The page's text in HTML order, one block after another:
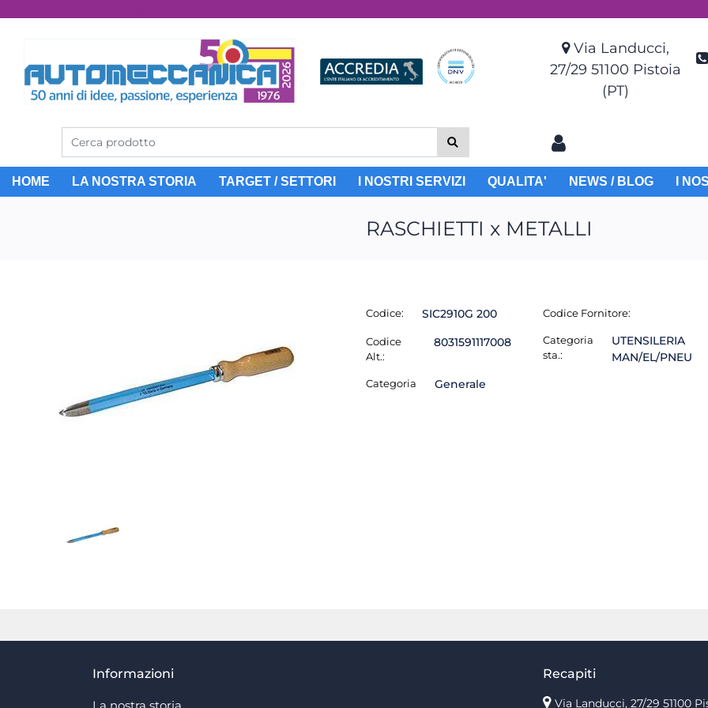
Via Landucci,
27/29 51100 Pistoia
(PT)
HOME LA NOSTRA STORIA TARGET / SETTORI I NOSTRI SERVIZI QUALITA' NEWS / BLOG I
RASCHIETTI x METALLI
Codice: SIC2910G 200
Codice
Alt.:
8031591117008
Categoria Generale
Codice Fornitore:
Categoria
sta.:
UTENSILERIA
MAN/EL/PNEU
Informazioni Recapiti
Via Landucci, 27/29 51100